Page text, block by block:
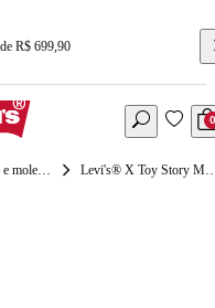
R$ 699,90
0
Suéteres e moletons Levi's® X Toy Story